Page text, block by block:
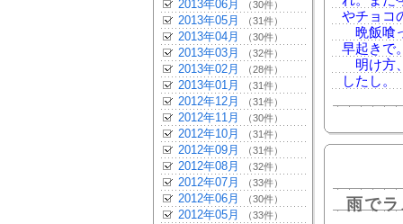
2013年06月 （30件）
2013年05月 （31件）
2013年04月 （30件）
2013年03月 （32件）
2013年02月 （28件）
2013年01月 （31件）
2012年12月 （31件）
2012年11月 （30件）
2012年10月 （31件）
2012年09月 （31件）
2012年08月 （32件）
2012年07月 （33件）
2012年06月 （30件）
2012年05月 （33件）
やチョコ
晩飯喰
早起きで
明け方
したし。
雨で